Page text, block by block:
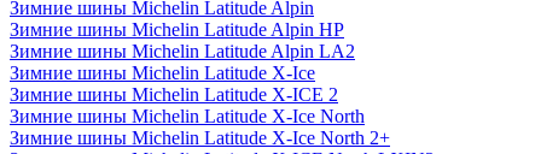
Зимние шины Michelin Latitude Alpin
Зимние шины Michelin Latitude Alpin HP
Зимние шины Michelin Latitude Alpin LA2
Зимние шины Michelin Latitude X-Ice
Зимние шины Michelin Latitude X-ICE 2
Зимние шины Michelin Latitude X-Ice North
Зимние шины Michelin Latitude X-Ice North 2+